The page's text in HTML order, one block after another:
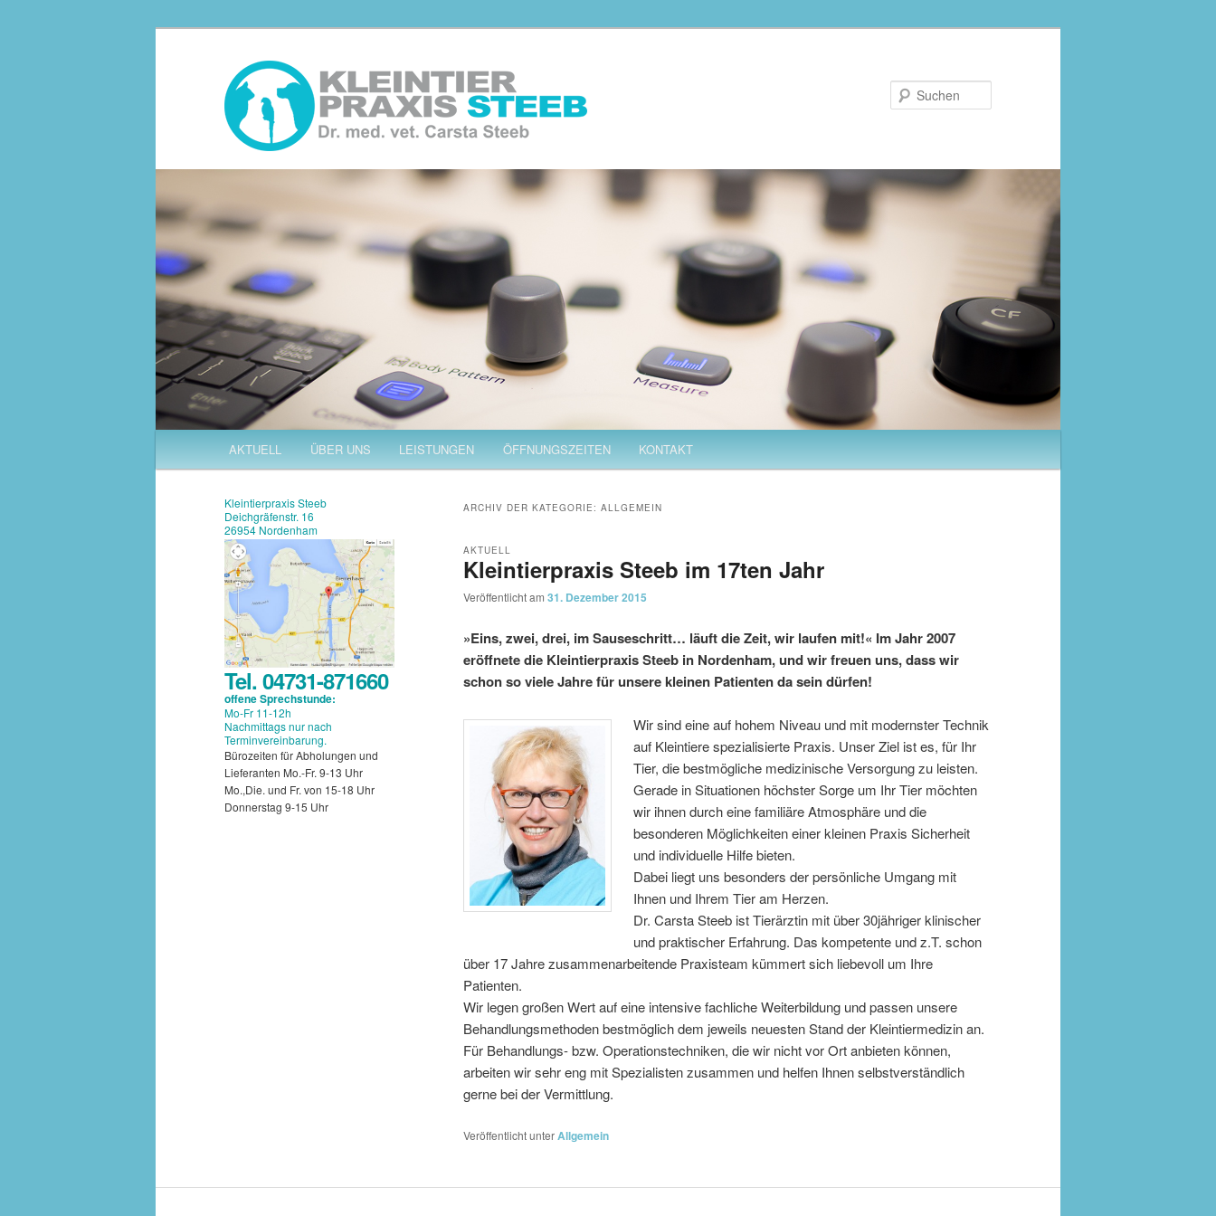
Zum
Inhalt
wechseln
Zum
sekundären
Inhalt
wechseln
AKTUELL ÜBER UNS LEISTUNGEN ÖFFNUNGSZEITEN KONTAKT
ARCHIV DER KATEGORIE: ALLGEMEIN
Kleintierpraxis Steeb im 17ten Jahr
AKTUELL
Veröffentlicht am 31. Dezember 2015
»Eins, zwei, drei, im Sauseschritt… läuft die Zeit, wir laufen mit!« Im Jahr 2007
eröffnete die Kleintierpraxis Steeb in Nordenham, und wir freuen uns, dass wir
schon so viele Jahre für unsere kleinen Patienten da sein dürfen!
Wir sind eine auf hohem Niveau und mit modernster Technik
auf Kleintiere spezialisierte Praxis. Unser Ziel ist es, für Ihr
Tier, die bestmögliche medizinische Versorgung zu leisten.
Gerade in Situationen höchster Sorge um Ihr Tier möchten
wir ihnen durch eine familiäre Atmosphäre und die
besonderen Möglichkeiten einer kleinen Praxis Sicherheit
und individuelle Hilfe bieten.
Dabei liegt uns besonders der persönliche Umgang mit
Ihnen und Ihrem Tier am Herzen.
Dr. Carsta Steeb ist Tierärztin mit über 30jähriger klinischer
und praktischer Erfahrung. Das kompetente und z.T. schon
über 17 Jahre zusammenarbeitende Praxisteam kümmert sich liebevoll um Ihre
Patienten.
Wir legen großen Wert auf eine intensive fachliche Weiterbildung und passen unsere
Behandlungsmethoden bestmöglich dem jeweils neuesten Stand der Kleintiermedizin an.
Für Behandlungs- bzw. Operationstechniken, die wir nicht vor Ort anbieten können,
arbeiten wir sehr eng mit Spezialisten zusammen und helfen Ihnen selbstverständlich
gerne bei der Vermittlung.
Veröffentlicht unterAllgemein
Kleintierpraxis Steeb
Deichgräfenstr. 16
26954 Nordenham
Tel. 04731-871660
offene Sprechstunde:
Mo-Fr 11-12h
Nachmittags nur nach
Terminvereinbarung.
Bürozeiten für Abholungen und
Lieferanten Mo.-Fr. 9-13 Uhr
Mo.,Die. und Fr. von 15-18 Uhr
Donnerstag 9-15 Uhr